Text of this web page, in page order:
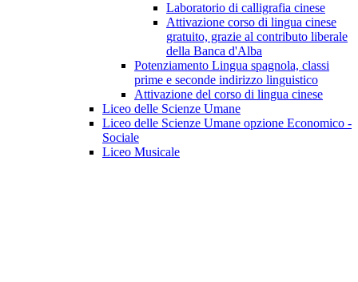
Laboratorio di calligrafia cinese
Attivazione corso di lingua cinese
gratuito, grazie al contributo liberale
della Banca d'Alba
Potenziamento Lingua spagnola, classi
prime e seconde indirizzo linguistico
Attivazione del corso di lingua cinese
Liceo delle Scienze Umane
Liceo delle Scienze Umane opzione Economico -
Sociale
Liceo Musicale